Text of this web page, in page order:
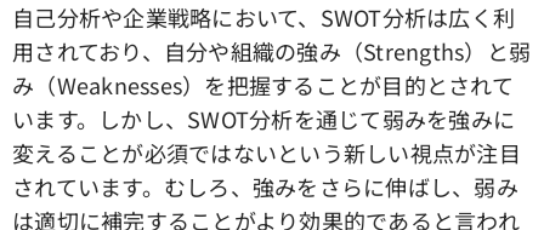
自己分析や企業戦略において、SWOT分析は広く利
用されており、自分や組織の強み（Strengths）と弱
み（Weaknesses）を把握することが目的とされて
います。しかし、SWOT分析を通じて弱みを強みに
変えることが必須ではないという新しい視点が注目
されています。むしろ、強みをさらに伸ばし、弱み
は適切に補完することがより効果的であると言われ